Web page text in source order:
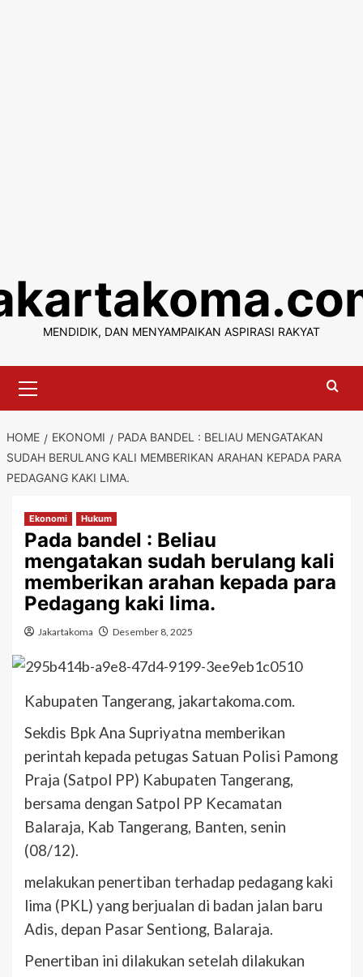
content
MENDIDIK, DAN MENYAMPAIKAN ASPIRASI RAKYAT
Menu
HOME EKONOMI
PADA BANDEL : BELIAU MENGATAKAN
SUDAH BERULANG KALI MEMBERIKAN ARAHAN KEPADA PARA
PEDAGANG KAKI LIMA.
Ekonomi Hukum
Pada bandel : Beliau
mengatakan sudah berulang kali
memberikan arahan kepada para
Pedagang kaki lima.
Jakartakoma Desember 8, 2025
Kabupaten Tangerang, jakartakoma.com.
Sekdis Bpk Ana Supriyatna memberikan
perintah kepada petugas Satuan Polisi Pamong
Praja (Satpol PP) Kabupaten Tangerang,
bersama dengan Satpol PP Kecamatan
Balaraja, Kab Tangerang, Banten, senin
(08/12).
melakukan penertiban terhadap pedagang kaki
lima (PKL) yang berjualan di badan jalan baru
Adis, depan Pasar Sentiong, Balaraja.
Penertiban ini dilakukan setelah dilakukan